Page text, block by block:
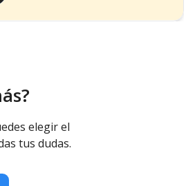
elegir el
tus dudas.